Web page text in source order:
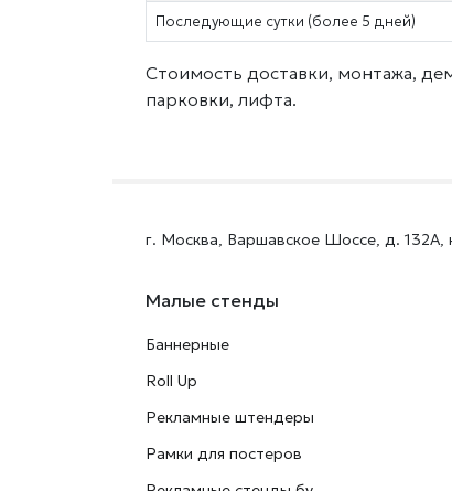
Последующие сутки (более 5 дней)
Стоимость доставки, монтажа,
парковки, лифта.
г. Москва, Варшавское Шоссе, д. 132А,
Малые стенды
Баннерные
Roll Up
Рекламные штендеры
Рамки для постеров